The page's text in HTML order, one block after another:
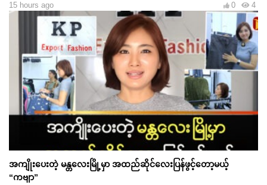
15 hours ago 4
0
အကျိုးပေးတဲ့ မန္တလေးမြို့မှာ အထည်ဆိုင်လေးပြန်ဖွင့်တော့မယ့်
“ကဗျာ”